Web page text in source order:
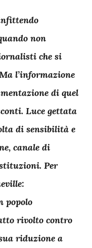
non
che si
l’informazione
di quel
Luce gettata
di sensibilità e
canale di
Per
popolo
rivolto contro
riduzione a